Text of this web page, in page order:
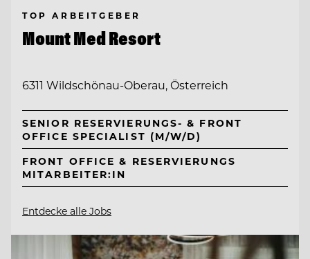
TOP ARBEITGEBER
Mount Med Resort
6311 Wildschönau-Oberau, Österreich
SENIOR RESERVIERUNGS- & FRONT
OFFICE SPECIALIST (M/W/D)
FRONT OFFICE & RESERVIERUNGS
MITARBEITER:IN
Entdecke alle Jobs